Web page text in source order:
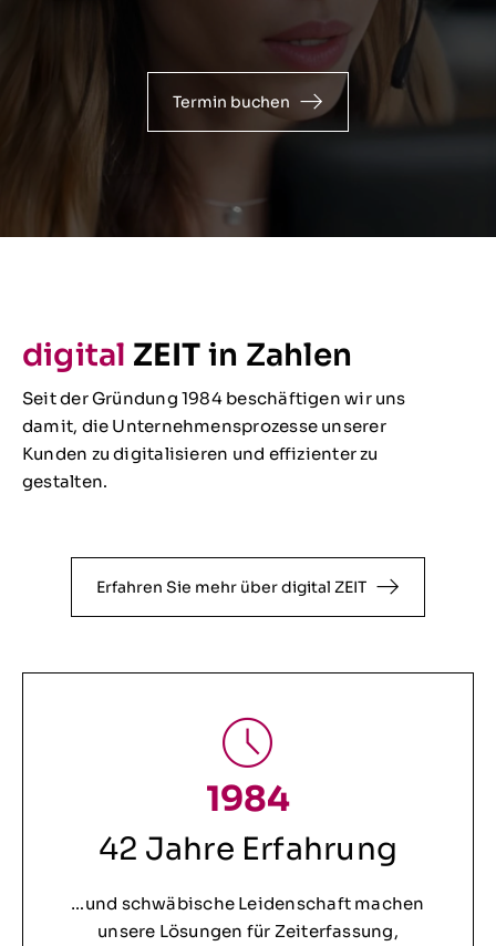
Termin buchen
1984
42 Jahre Erfahrung
…und schwäbische Leidenschaft machen
unsere Lösungen für Zeiterfassung,
digital ZEIT in Zahlen
Seit der Gründung 1984 beschäftigen wir uns
damit, die Unternehmensprozesse unserer
Kunden zu digitalisieren und effizienter zu
gestalten.
Erfahren Sie mehr über digital ZEIT